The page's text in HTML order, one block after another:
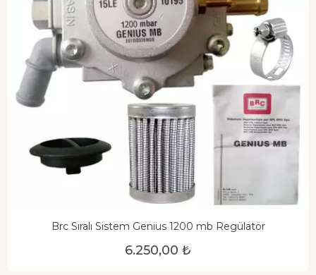
Brc Sıralı Sistem Genius 1200 mb Regülatör
6.250,00 ₺